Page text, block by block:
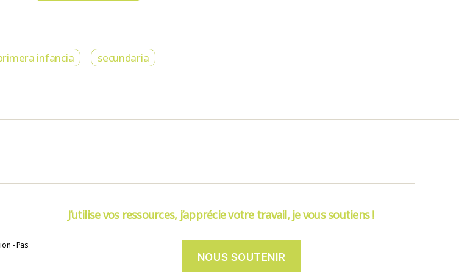
infancia secundaria
- Pas
J’utilise vos ressources, j’apprécie votre travail, je vous soutiens !
NOUS SOUTENIR